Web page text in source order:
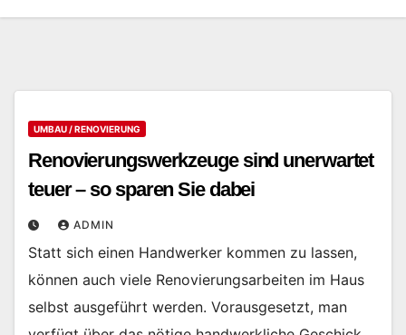
UMBAU / RENOVIERUNG
Renovierungswerkzeuge sind unerwartet
teuer – so sparen Sie dabei
ADMIN
Statt sich einen Handwerker kommen zu lassen,
können auch viele Renovierungsarbeiten im Haus
selbst ausgeführt werden. Vorausgesetzt, man